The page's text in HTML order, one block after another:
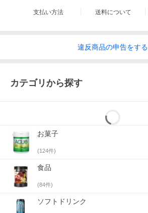
支払い方法 送料について
違反商品の申告をする
カテゴリから探す
お菓子
(124件)
食品
(84件)
ソフトドリンク